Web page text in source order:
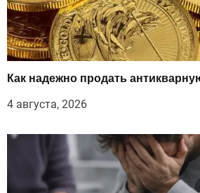
Как надежно продать
4 августа, 2026